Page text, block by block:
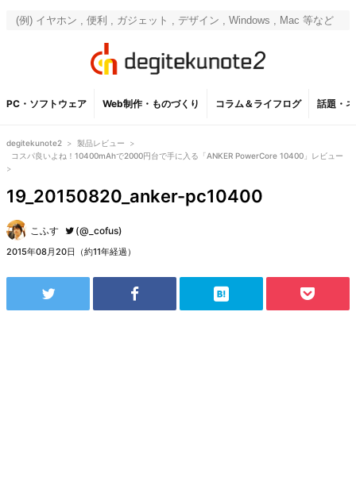
PC・ソフトウェア Web制作・ものづくり コラム＆ライフログ 話題・
degitekunote2 > 製品レビュー
>
コスパ良いよね！10400mAhで2000円台で手に入る「ANKER PowerCore 10400」レビュー
>
19_20150820_anker-pc10400
こふす (@_cofus)
2015年08月20日（約11年経過）